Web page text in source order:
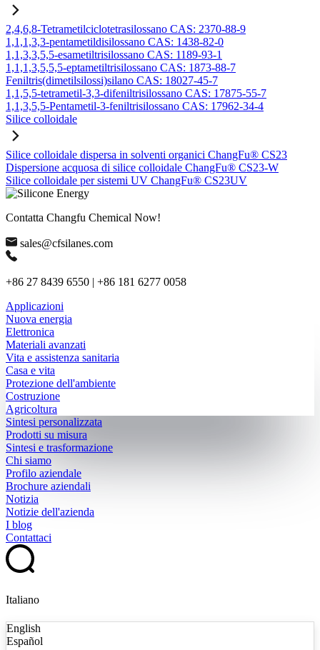
2,4,6,8-Tetrametilciclotetrasilossano CAS: 2370-88-9
1,1,1,3,3-pentametildisilossano CAS: 1438-82-0
1,1,3,3,5,5-esametiltrisilossano CAS: 1189-93-1
1,1,1,3,5,5,5-eptametiltrisilossano CAS: 1873-88-7
Feniltris(dimetilsilossi)silano CAS: 18027-45-7
1,1,5,5-tetrametil-3,3-difeniltrisilossano CAS: 17875-55-7
1,1,3,5,5-Pentametil-3-feniltrisilossano CAS: 17962-34-4
Silice colloidale
Silice colloidale dispersa in solventi organici ChangFu® CS23
Dispersione acquosa di silice colloidale ChangFu® CS23-W
Silice colloidale per sistemi UV ChangFu® CS23UV
Contatta Changfu Chemical Now!
sales@cfsilanes.com
+86 27 8439 6550 | +86 181 6277 0058
Applicazioni
Nuova energia
Elettronica
Materiali avanzati
Vita e assistenza sanitaria
Casa e vita
Protezione dell'ambiente
Costruzione
Agricoltura
Sintesi personalizzata
Prodotti su misura
Sintesi e trasformazione
Chi siamo
Profilo aziendale
Brochure aziendali
Notizia
Notizie dell'azienda
I blog
Contattaci
Italiano
English
Español